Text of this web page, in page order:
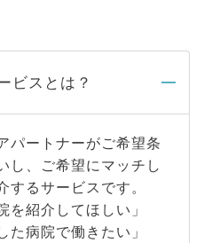
ビスとは？
パートナーがご希望条
し、ご希望にマッチし
するサービスです。
を紹介してほしい」
た病院で働きたい」